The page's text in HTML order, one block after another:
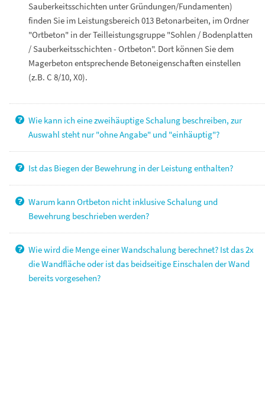
Sauberkeitsschichten unter Gründungen/Fundamenten)
finden Sie im Leistungsbereich 013 Betonarbeiten, im Ordner
"Ortbeton" in der Teilleistungsgruppe "Sohlen / Bodenplatten
/ Sauberkeitsschichten - Ortbeton". Dort können Sie dem
Magerbeton entsprechende Betoneigenschaften einstellen
(z.B. C 8/10, X0).
Wie kann ich eine zweihäuptige Schalung beschreiben, zur
Auswahl steht nur "ohne Angabe" und "einhäuptig"?
Ist das Biegen der Bewehrung in der Leistung enthalten?
Warum kann Ortbeton nicht inklusive Schalung und
Bewehrung beschrieben werden?
Wie wird die Menge einer Wandschalung berechnet? Ist das 2x
die Wandfläche oder ist das beidseitige Einschalen der Wand
bereits vorgesehen?